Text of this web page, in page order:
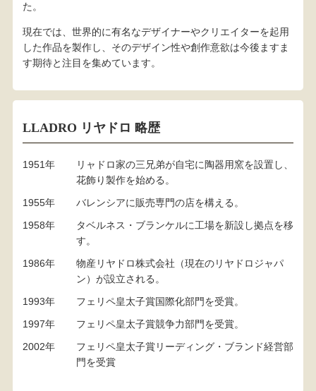
た。
現在では、世界的に有名なデザイナーやクリエイターを起用
した作品を製作し、そのデザイン性や創作意欲は今後ますま
す期待と注目を集めています。
LLADRO リヤドロ 略歴
1951年
リャドロ家の三兄弟が自宅に陶器用窯を設置し、
花飾り製作を始める。
1955年
バレンシアに販売専門の店を構える。
1958年
タベルネス・ブランケルに工場を新設し拠点を移
す。
1986年
物産リヤドロ株式会社（現在のリヤドロジャパ
ン）が設立される。
1993年
フェリペ皇太子賞国際化部門を受賞。
1997年
フェリペ皇太子賞競争力部門を受賞。
2002年
フェリペ皇太子賞リーディング・ブランド経営部
門を受賞